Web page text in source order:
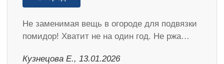
Не заменимая вещь в огороде для подвязки
помидор! Хватит не на один год. Не ржа…
Кузнецова Е., 13.01.2026